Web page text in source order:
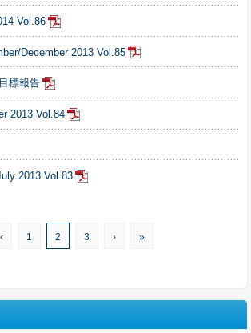
Vol.86
December 2013 Vol.85
標報告
2013 Vol.84
2013 Vol.83
‹ 1 2 3 › »